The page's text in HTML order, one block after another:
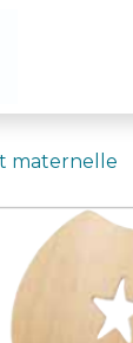
maternelle